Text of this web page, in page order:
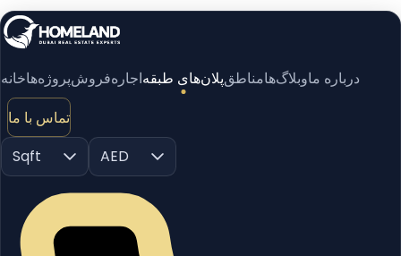
خانهپروژه‌هافروشاجارهپلان‌های طبقهمناطقوبلاگ‌هادرباره ما
تماس با ما
Sqft
AED